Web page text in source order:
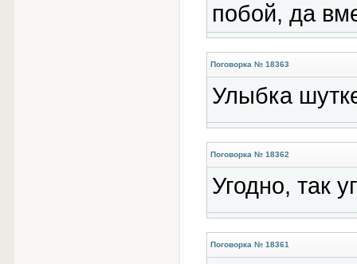
побой, да
Поговорка № 18363
Улыбка
Поговорка № 18362
Угодно, так
Поговорка № 18361